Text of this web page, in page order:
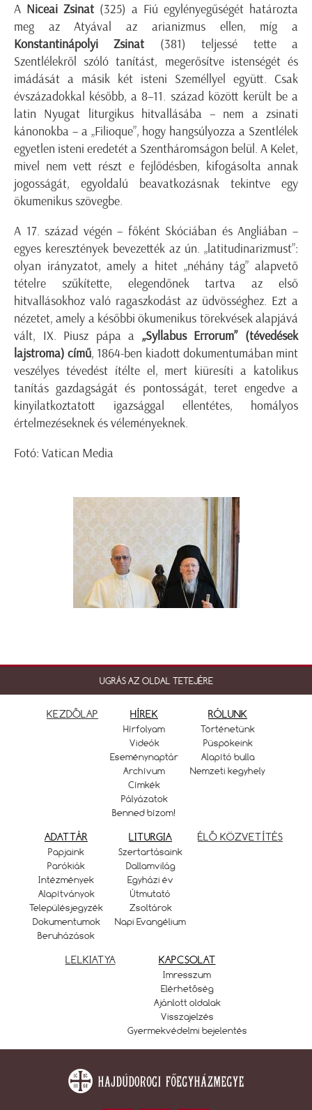
A Niceai Zsinat (325) a Fiú egylényegűségét határozta
meg az Atyával az arianizmus ellen, míg a
Konstantinápolyi Zsinat (381) teljessé tette a
Szentlélekről szóló tanítást, megerősítve istenségét és
imádását a másik két isteni Személlyel együtt. Csak
évszázadokkal később, a 8–11. század között került be a
latin Nyugat liturgikus hitvallásába – nem a zsinati
kánonokba – a „Filioque”, hogy hangsúlyozza a Szentlélek
egyetlen isteni eredetét a Szentháromságon belül. A Kelet,
mivel nem vett részt e fejlődésben, kifogásolta annak
jogosságát, egyoldalú beavatkozásnak tekintve egy
ökumenikus szövegbe.
A 17. század végén – főként Skóciában és Angliában –
egyes keresztények bevezették az ún. „latitudinarizmust”:
olyan irányzatot, amely a hitet „néhány tág” alapvető
tételre szűkítette, elegendőnek tartva az első
hitvallásokhoz való ragaszkodást az üdvösséghez. Ezt a
nézetet, amely a későbbi ökumenikus törekvések alapjává
vált, IX. Piusz pápa a „Syllabus Errorum” (tévedések
lajstroma) című, 1864-ben kiadott dokumentumában mint
veszélyes tévedést ítélte el, mert kiüresíti a katolikus
tanítás gazdagságát és pontosságát, teret engedve a
kinyilatkoztatott igazsággal ellentétes, homályos
értelmezéseknek és véleményeknek.
Fotó: Vatican Media
UGRÁS AZ OLDAL TETEJÉRE
KEZDŐLAP HÍREK
Hírfolyam
Videók
Eseménynaptár
Archívum
Címkék
Pályázatok
Benned bízom!
RÓLUNK
Történetünk
Püspökeink
Alapító bulla
Nemzeti kegyhely
ADATTÁR
Papjaink
Parókiák
Intézmények
Alapítványok
Településjegyzék
Dokumentumok
Beruházások
LITURGIA
Szertartásaink
Dallamvilág
Egyházi év
Útmutató
Zsoltárok
Napi Evangélium
ÉLŐ KÖZVETÍTÉS
LELKIATYA KAPCSOLAT
Imresszum
Elérhetőség
Ajánlott oldalak
Visszajelzés
Gyermekvédelmi bejelentés